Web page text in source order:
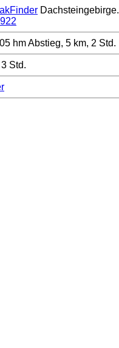
Dachsteingebirge.
hm Abstieg, 5 km, 2 Std.
Std.